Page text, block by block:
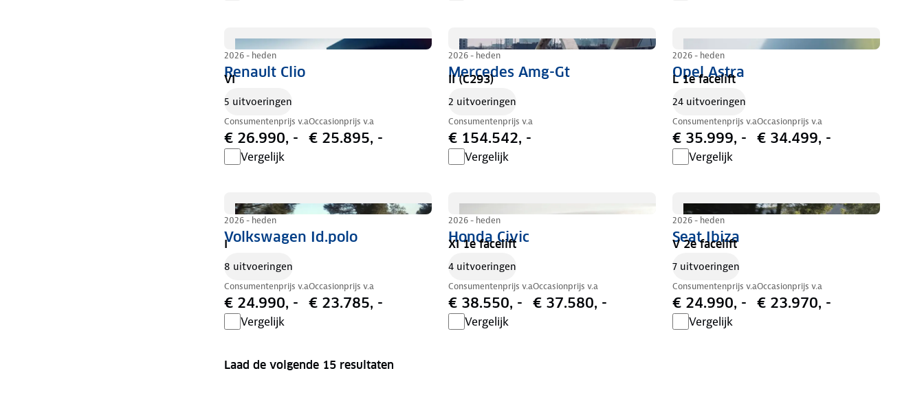
Renault Clio
2026 - heden
VI
5 uitvoeringen
Consumentenprijs v.a
€ 26.990, -
Occasionprijs v.a
€ 25.895, -
Vergelijk
Mercedes Amg-Gt
2026 - heden
II (C293)
2 uitvoeringen
Consumentenprijs v.a
€ 154.542, -
Vergelijk
Opel Astra
2026 - heden
L 1e facelift
24 uitvoeringen
Consumentenprijs v.a
€ 35.999, -
Occasionprijs v.a
€ 34.499, -
Vergelijk
Volkswagen Id.polo
2026 - heden
I
8 uitvoeringen
Consumentenprijs v.a
€ 24.990, -
Occasionprijs v.a
€ 23.785, -
Vergelijk
Honda Civic
2026 - heden
XI 1e facelift
4 uitvoeringen
Consumentenprijs v.a
€ 38.550, -
Occasionprijs v.a
€ 37.580, -
Vergelijk
Seat Ibiza
2026 - heden
V 2e facelift
7 uitvoeringen
Consumentenprijs v.a
€ 24.990, -
Occasionprijs v.a
€ 23.970, -
Vergelijk
Laad de volgende 15 resultaten